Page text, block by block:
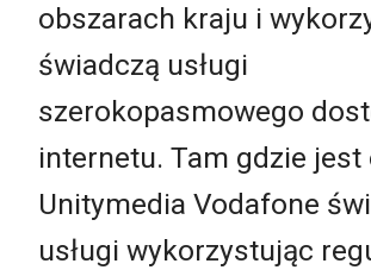
obszarach kraju i
świadczą usługi
szerokopasmowego
internetu. Tam gdzie jest
Unitymedia Vodafone
usługi wykorzystując